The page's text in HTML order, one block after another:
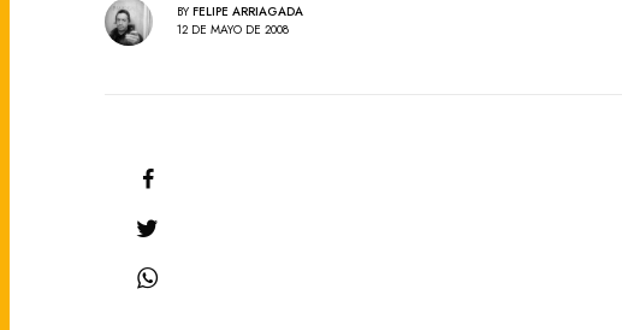
BY FELIPE ARRIAGADA
12 DE MAYO DE 2008